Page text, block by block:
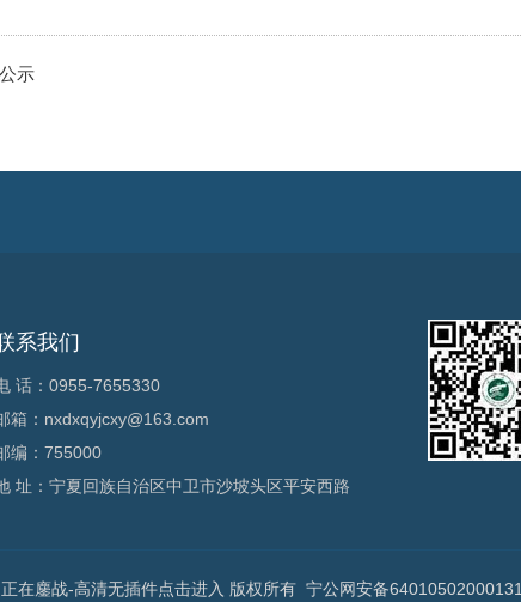
示
系我们
话：0955-7655330
箱：nxdxqyjcxy@163.com
编：755000
址：宁夏回族自治区中卫市沙坡头区平安西路
在鏖战-高清无插件点击进入 版权所有 宁公网安备64010502000131